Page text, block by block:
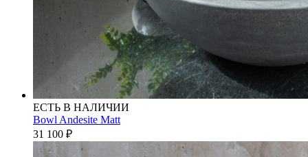
ЕСТЬ В НАЛИЧИИ
Bowl Andesite Matt
31 100 ₽